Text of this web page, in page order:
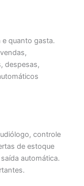
e quanto gasta.
despesas,
controle
de estoque
automática.